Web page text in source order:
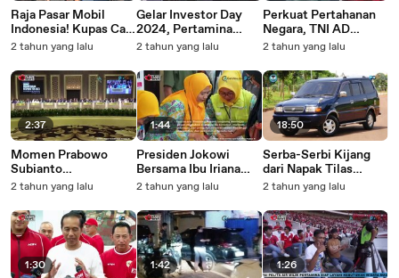
Raja Pasar Mobil
Indonesia! Kupas Cara
BMW Terus Laku
BincangBincangMobil
dan ProTV
2 tahun yang lalu
2:37
Momen Prabowo
Subianto
Menegaskan 4 Poin
Indonesia Ketika
Menghadiri KTT
Yordania
2 tahun yang lalu
1:30
Gelar Investor Day
2024, Pertamina
Mengusung Tema
Sustainable Growth
2 tahun yang lalu
1:44
Presiden Jokowi
Bersama Ibu Iriana
Tinjau Langsung
Stunting Bulan Juni
2024 di Jakarta dan
Bogor
2 tahun yang lalu
1:42
Perkuat Pertahanan
Negara, TNI AD
Terima Medium Tank
Indonesia
2 tahun yang lalu
18:50
Serba-Serbi Kijang
dari Napak Tilas
hingga Modifikasi!
Kolaborasi Promedia
TV dengan
BincangBincangMobil
Resmi Rilis
2 tahun yang lalu
1:26